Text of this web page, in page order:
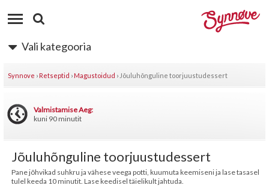
Vali kategooria
Synnove ›Retseptid › Magustoidud › Jõuluhõnguline toorjuustudessert
Valmistamise Aeg:
kuni 90 minutit
Jõuluhõnguline toorjuustudessert
Pane jõhvikad suhkru ja vähese veega potti, kuumuta keemiseni ja lase tasasel
tulel keeda 10 minutit. Lase keedisel täielikult jahtuda.